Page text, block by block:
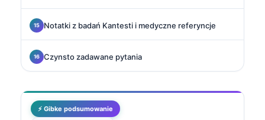
Notatki z badań Kantesti i medyczne referyncje
Czynsto zadawane pytania
⚡ Gibke podsumowanie